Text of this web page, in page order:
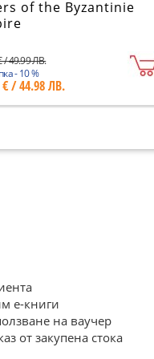
of the Byzantinie
/ 49.99 ЛВ.
- 10 %
€ / 44.98 ЛВ.
е-книги
на ваучер
от закупена стока